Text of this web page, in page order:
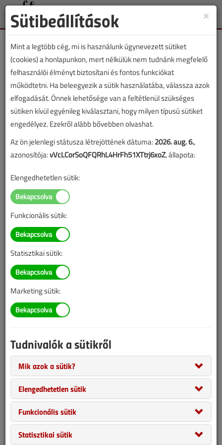
Toggle
Lapszám:
TARTALOM
Szakmakörnyezet
Épületgépészet és
mesterséges intelligencia
2025/9. lapszám
A mesterséges intelligencia (MI) nem egyetlen technológia,
hanem eszköztár: gépi tanulás, mélytanulás, megerősítéses
tanulás, természetes nyelvfeldolgozás, képfeldolgozás, és ezek
kombinációi. Az épületgépészetben ezek hatása több szinten
jelentkezik: a korábbi, szabályalapú megoldásokat
kiegészítik/pótolják adaptív, adatvezérelt rendszerek; gyorsul a
szimuláció, nő a tervezési változatok száma, javul a berendezések
teljesítménye éles üzemben; és új gazdasági modellek válnak
×
Sütibeállítások
Mint a legtöbb cég, mi is használunk úgynevezett sütiket
(cookies) a honlapunkon, mert nélkülük nem tudnánk megfelelő
felhasználói élményt biztosítani és fontos funkciókat
működtetni. Ha beleegyezik a sütik használatába, válassza azok
elfogadását. Önnek lehetősége van a feltétlenül szükséges
sütiken kívül egyénileg kiválasztani, hogy milyen típusú sütiket
engedélyez. Ezekről alább bővebben olvashat.
Az ön jelenlegi státusza létrejöttének dátuma:2026. aug. 6.,
azonosítója:vVcLCorSoQFQRhL4HrFh51XTtrj6xoZ, állapota:
Elengedhetetlen sütik:
Funkcionális sütik:
Statisztikai sütik:
Marketing sütik:
Tudnivalók a sütikről
Mik azok a sütik?
Elengedhetetlen sütik
Funkcionális sütik
Statisztikai sütik